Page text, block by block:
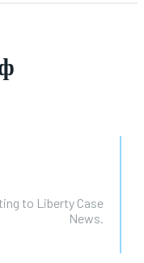
to Liberty Case
News.